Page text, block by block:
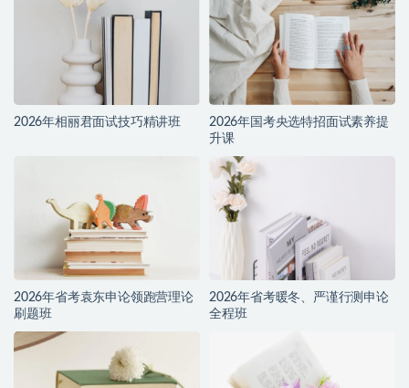
2026年相丽君面试技巧精讲班
2026年国考央选特招面试素养提
升课
2026年省考袁东申论领跑营理论
刷题班
2026年省考暖冬、严谨行测申论
全程班